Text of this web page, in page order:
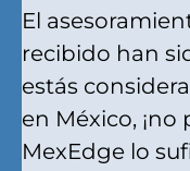
El
recibido han
estás
en México,
MexEdge lo